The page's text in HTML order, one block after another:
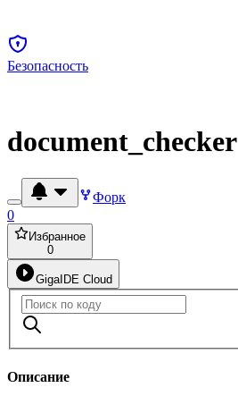
Безопасность
document_checker
Форк
0
Избранное
0
GigaIDE Cloud
Описание